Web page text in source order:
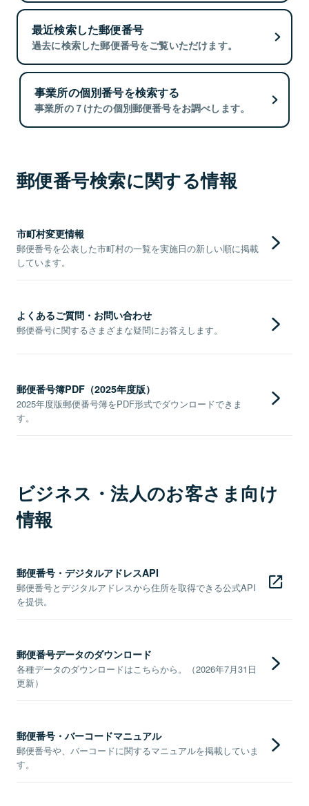
最近検索した郵便番号
過去に検索した郵便番号をご覧いただけます。
事業所の個別番号を検索する
事業所の７けたの個別郵便番号をお調べします。
郵便番号検索に関する情報
市町村変更情報
郵便番号を公表した市町村の一覧を実施日の新しい順に掲載
しています。
よくあるご質問・お問い合わせ
郵便番号に関するさまざまな疑問にお答えします。
郵便番号簿PDF（2025年度版）
2025年度版郵便番号簿をPDF形式でダウンロードできま
す。
ビジネス・法人のお客さま向け
情報
郵便番号・デジタルアドレスAPI
郵便番号とデジタルアドレスから住所を取得できる公式API
を提供。
郵便番号データのダウンロード
各種データのダウンロードはこちらから。（2026年7月31日
更新）
郵便番号・バーコードマニュアル
郵便番号や、バーコードに関するマニュアルを掲載していま
す。